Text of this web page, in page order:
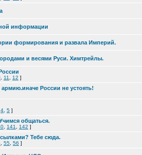
информации
формирования и развала Империй.
и весями Руси. Химтрейлы.
11 12 ]
России не устоять!
4 5 ]
общаться.
141 142 ]
Тебе сюда.
55 56 ]